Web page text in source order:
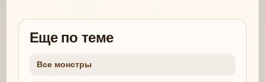
Еще по теме
Все монстры